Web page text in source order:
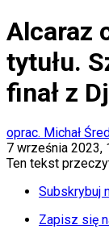
Gospodarka
Finanse
Praca
Podatki
Twoje
Finanse
KSEF
Auto
Auta
Alcaraz
tytułu.
finał z
oprac. Michał
7 września 2023,
Ten tekst
Subskrybuj
Zapisz się